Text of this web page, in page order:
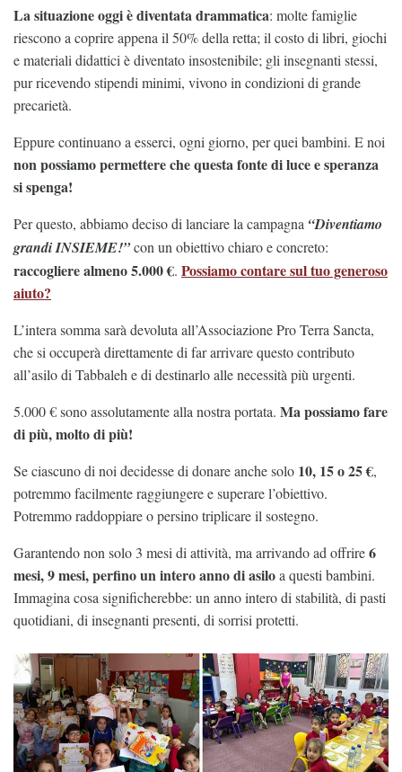
La situazione oggi è diventata drammatica: molte famiglie
riescono a coprire appena il 50% della retta; il costo di libri, giochi
e materiali didattici è diventato insostenibile; gli insegnanti stessi,
pur ricevendo stipendi minimi, vivono in condizioni di grande
precarietà.
Eppure continuano a esserci, ogni giorno, per quei bambini. E noi
non possiamo permettere che questa fonte di luce e speranza
si spenga!
Per questo, abbiamo deciso di lanciare la campagna “Diventiamo
grandi INSIEME!”con un obiettivo chiaro e concreto:
raccogliere almeno5.000 €. Possiamo contare sul tuo generoso
aiuto?
L’intera somma sarà devoluta all’Associazione Pro Terra Sancta,
che si occuperà direttamente di far arrivare questo contributo
all’asilo di Tabbaleh e di destinarlo alle necessità più urgenti.
5.000 € sono assolutamente alla nostra portata. Ma possiamo fare
di più, molto di più!
Se ciascuno di noi decidesse di donare anche solo 10, 15 o 25 €,
potremmo facilmente raggiungere e superare l’obiettivo.
Potremmo raddoppiare o persino triplicare il sostegno.
Garantendo non solo 3 mesi di attività, ma arrivando ad offrire6
mesi, 9 mesi, perfino un intero anno di asiloa questi bambini.
Immagina cosa significherebbe: un anno intero di stabilità, di pasti
quotidiani, di insegnanti presenti, di sorrisi protetti.